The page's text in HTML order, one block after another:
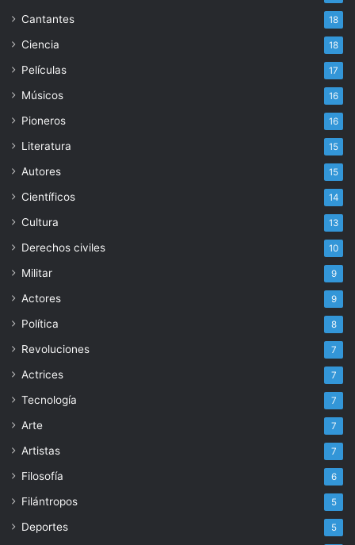
Cantantes 18
Ciencia 18
Películas 17
Músicos 16
Pioneros 16
Literatura 15
Autores 15
Científicos 14
Cultura 13
Derechos civiles 10
Militar 9
Actores 9
Política 8
Revoluciones 7
Actrices 7
Tecnología 7
Arte 7
Artistas 7
Filosofía 6
Filántropos 5
Deportes 5